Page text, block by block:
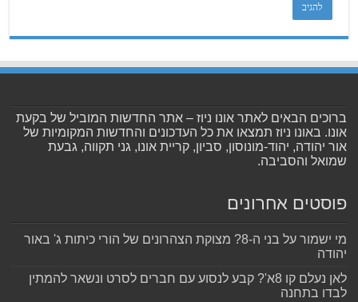
ברוכים הבאים לאתר אונו ניוז – אתר החדשות המוביל של בקעת
אונו. באונו ניוז תמצאו את כל העדכונים והחדשות המקומיות של
אור יהודה, יהוד-מונוסון, סביון, קריית אונו, גני תקווה, גבעת
שמואל והסביבה.
פוסטים אחרונים
מי ישמור על בני ה-8? מצוקת הצהרונים של הורי כיתות ג' באור
יהודה
לאן נעלם קו 8א'? קבע לנסוע עם חברים לסרט ונשאר להמתין
לבדו בתחנה